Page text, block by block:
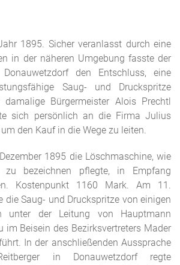
1895. Sicher veranlasst durch eine
in der näheren Umgebung fasste der
den Entschluss, eine
Saug- und Druckspritze
damalige Bürgermeister Alois Prechtl
sich persönlich an die Firma Julius
den Kauf in die Wege zu leiten.
1895 die Löschmaschine, wie
bezeichnen pflegte, in Empfang
Kostenpunkt 1160 Mark. Am 11.
die Saug- und Druckspritze von einigen
unter der Leitung von Hauptmann
im Beisein des Bezirksvertreters Mader
In der anschließenden Aussprache
in Donauwetzdorf regte